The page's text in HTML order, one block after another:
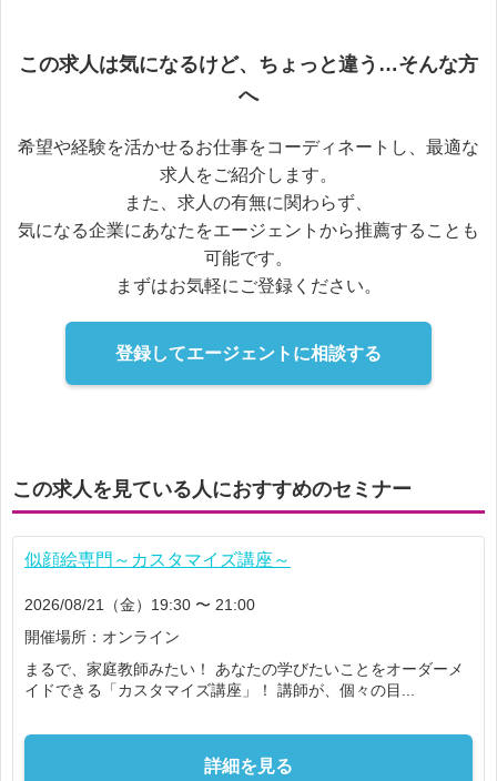
この求人は気になるけど、ちょっと違う…そんな方
へ
希望や経験を活かせるお仕事をコーディネートし、最適な
求人をご紹介します。
また、求人の有無に関わらず、
気になる企業にあなたをエージェントから推薦することも
可能です。
まずはお気軽にご登録ください。
登録してエージェントに相談する
この求人を見ている人におすすめのセミナー
似顔絵専門～カスタマイズ講座～
2026/08/21（金）19:30 〜 21:00
開催場所：オンライン
まるで、家庭教師みたい！ あなたの学びたいことをオーダーメ
イドできる「カスタマイズ講座」！ 講師が、個々の目...
詳細を見る